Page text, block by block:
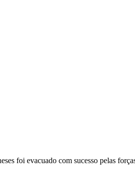
foi evacuado com sucesso pelas